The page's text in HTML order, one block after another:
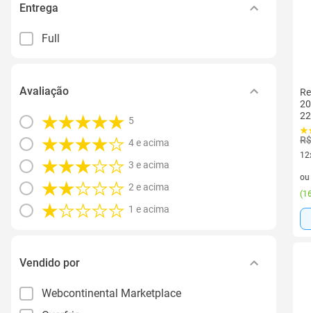
Entrega
Full
Avaliação
5
4 e acima
3 e acima
2 e acima
1 e acima
Vendido por
Webcontinental Marketplace
ou
(